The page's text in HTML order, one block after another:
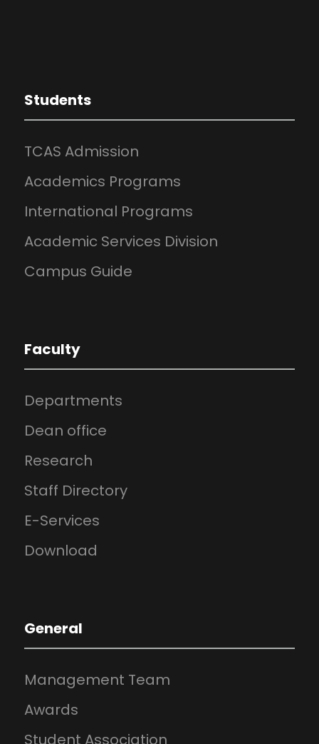
Students
TCAS Admission
Academics Programs
International Programs
Academic Services Division
Campus Guide
Faculty
Departments
Dean office
Research
Staff Directory
E-Services
Download
General
Management Team
Awards
Student Association